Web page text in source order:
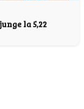
la 5,22